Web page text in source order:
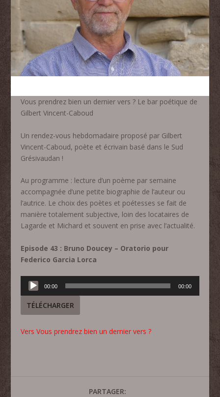
Vous prendrez bien un dernier vers ? Le bar poétique de
Gilbert Vincent-Caboud
Un rendez-vous hebdomadaire proposé par Gilbert
Vincent-Caboud, poète et écrivain basé dans le Sud
Grésivaudan !
Au programme : lecture d’un poème par semaine
accompagnée d’une petite biographie de l’auteur ou
l’autrice. Le choix des poètes et poétesses se fait de
manière totalement subjective, loin des locataires de
Lagarde et Michard et souvent en prise avec l’actualité.
Episode 43 : Bruno Doucey – Oratorio pour
Federico Garcia Lorca
Lecteur
audio
00:00 00:00
TÉLÉCHARGER
Vers Vous prendrez bien un dernier vers ?
PARTAGER: